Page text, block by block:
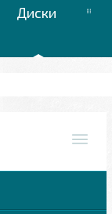
Диски